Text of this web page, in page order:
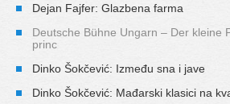
Dejan Fajfer: Glazbena farma
Deutsche Bühne Ungarn – Der kleine
princ
Dinko Šokčević: Između sna i jave
Dinko Šokčević: Mađarski klasici na